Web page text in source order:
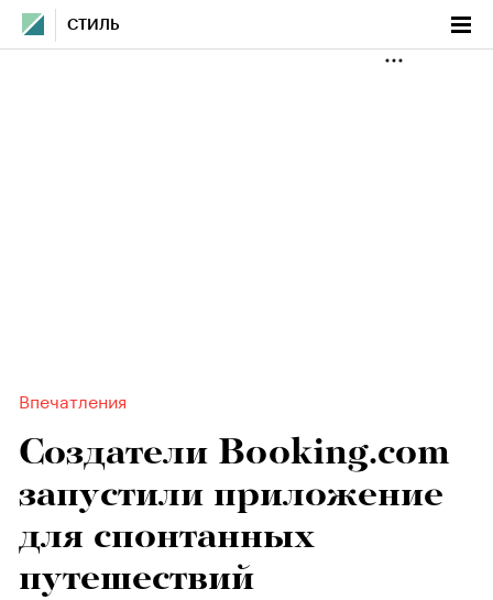
СТИЛЬ
Впечатления
Создатели Booking.com
запустили приложение
для спонтанных
путешествий